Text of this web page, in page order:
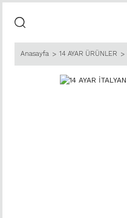
Anasayfa 14 AYAR ÜRÜNLER